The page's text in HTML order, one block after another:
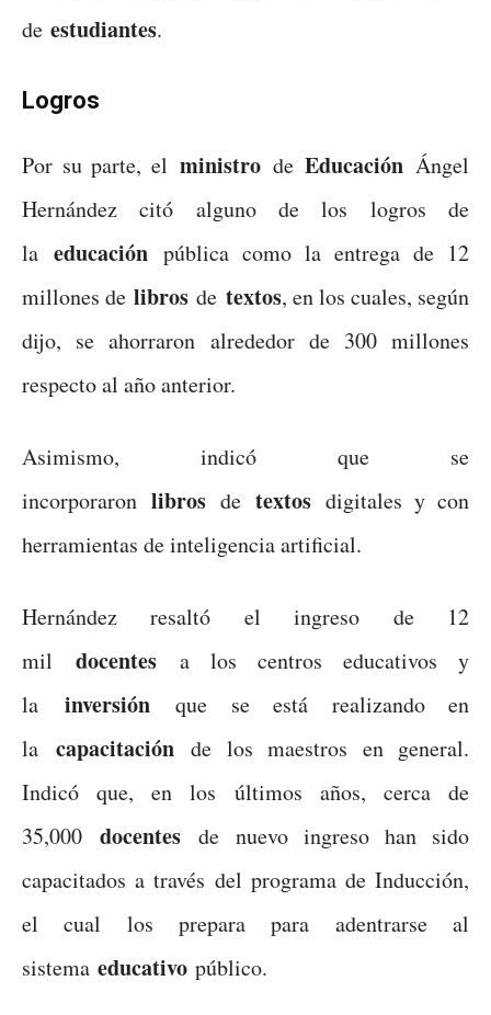
de estudiantes.
Logros
Por su parte, el ministrodeEducación Ángel
Hernández citó alguno de los logros de
la educación pública como la entrega de 12
millones delibros de textos, en los cuales, según
dijo, se ahorraron alrededor de 300 millones
respecto al año anterior.
Asimismo, indicó que se
incorporaron libros de textos digitales y con
herramientas de inteligencia artificial.
Hernández resaltó el ingreso de 12
mil docentes a los centros educativos y
la inversiónque se está realizando en
la capacitaciónde los maestros en general.
Indicó que, en los últimos años, cerca de
35,000docentes de nuevo ingreso han sido
capacitados a través del programa de Inducción,
el cual los prepara para adentrarse al
sistema educativo público.